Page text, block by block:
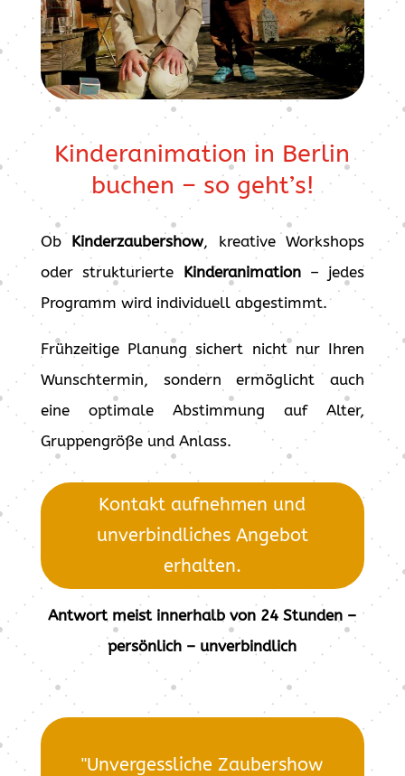
Kinderanimation in Berlin
buchen – so geht’s!
Ob Kinderzaubershow, kreative Workshops
oder strukturierte Kinderanimation– jedes
Programm wird individuell abgestimmt.
Frühzeitige Planung sichert nicht nur Ihren
Wunschtermin, sondern ermöglicht auch
eine optimale Abstimmung auf Alter,
Gruppengröße und Anlass.
Kontakt aufnehmen und
unverbindliches Angebot
erhalten.
Antwort meist innerhalb von 24 Stunden –
persönlich – unverbindlich
"Unvergessliche Zaubershow